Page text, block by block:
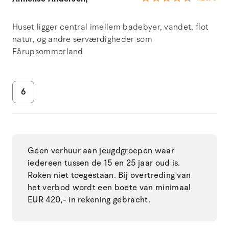
Huset ligger central imellem badebyer, vandet, flot
natur, og andre serværdigheder som
Fårupsommerland
6
Geen verhuur aan jeugdgroepen waar
iedereen tussen de 15 en 25 jaar oud is.
Roken niet toegestaan. Bij overtreding van
het verbod wordt een boete van minimaal
EUR 420,- in rekening gebracht.